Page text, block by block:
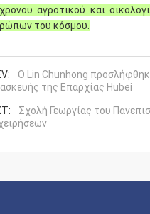
αγροτικού και
του κόσμου.
Ο Lin Chunhong
της Επαρχίας Hubei
Σχολή Γεωργίας του